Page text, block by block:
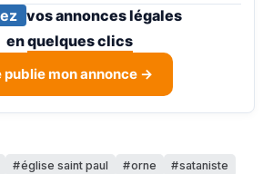
vos annonces légales
enquelques clics
publie mon annonce →
église saint paul orne
sataniste